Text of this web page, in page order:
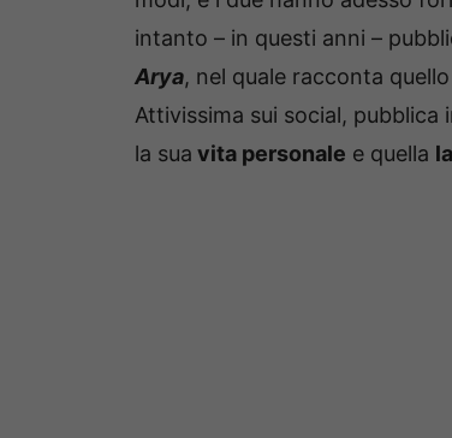
intanto – in questi anni –
Arya, nel quale racconta
Attivissima sui social,
la sua vita personale e quella